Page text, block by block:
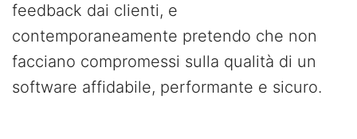
feedback dai clienti, e
contemporaneamente pretendo che non
facciano compromessi sulla qualità di un
software affidabile, performante e sicuro.